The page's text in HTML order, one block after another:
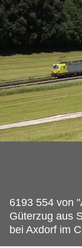
6193 554 von
Güterzug aus
bei Axdorf im